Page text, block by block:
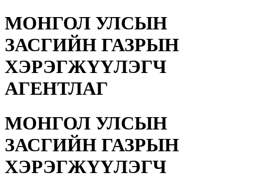
МОНГОЛ УЛСЫН
ЗАСГИЙН ГАЗРЫН
ХЭРЭГЖҮҮЛЭГЧ
АГЕНТЛАГ
МОНГОЛ УЛСЫН
ЗАСГИЙН ГАЗРЫН
ХЭРЭГЖҮҮЛЭГЧ